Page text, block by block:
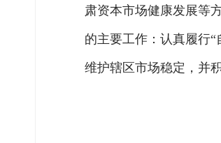
肃资本市场健康发展等
的主要工作：认真履行
维护辖区市场稳定，并